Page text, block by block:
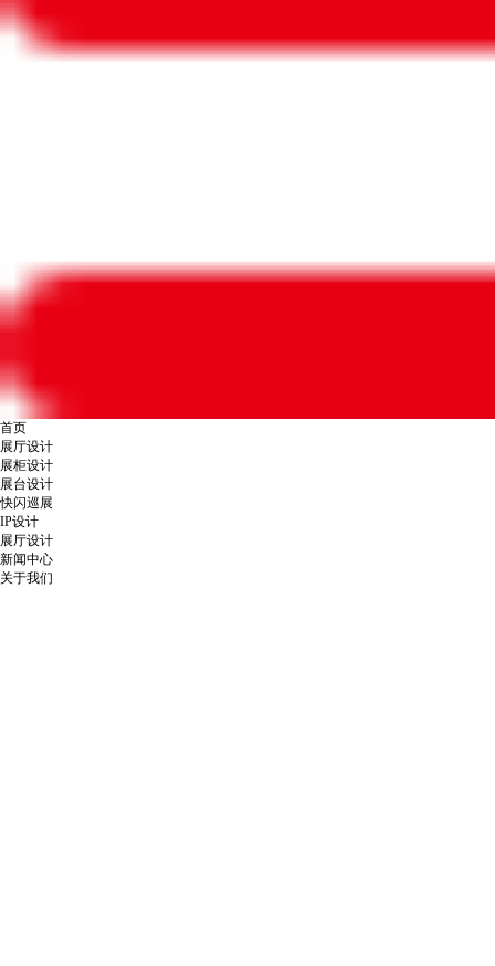
首页
展厅设计
展柜设计
展台设计
快闪巡展
IP设计
展厅设计
新闻中心
关于我们